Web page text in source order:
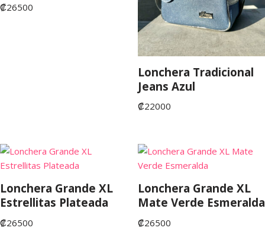
₡26500
Lonchera Tradicional
Jeans Azul
₡22000
Lonchera Grande XL
Estrellitas Plateada
₡26500
Lonchera Grande XL
Mate Verde Esmeralda
₡26500